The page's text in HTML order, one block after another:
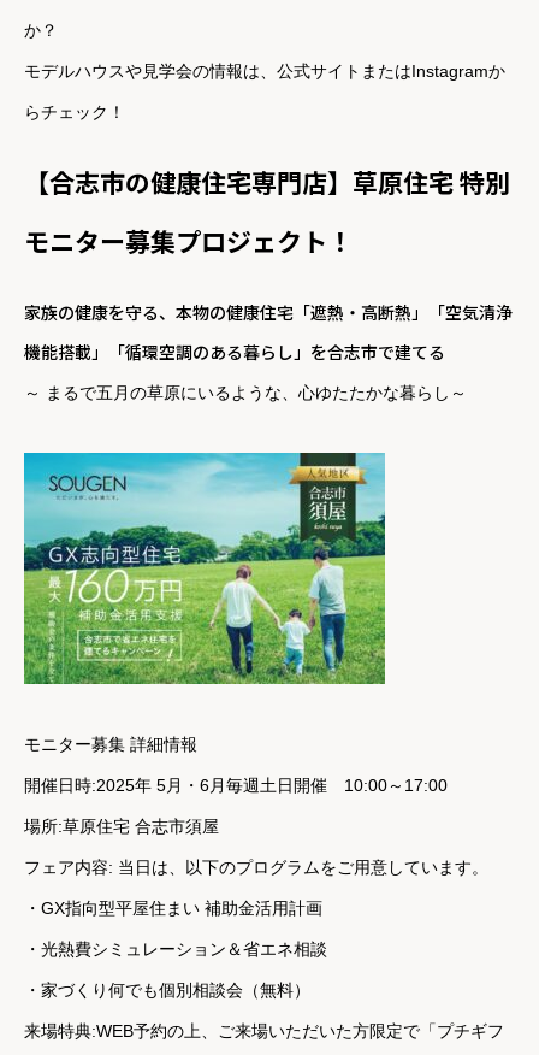
か？
モデルハウスや見学会の情報は、公式サイトまたはInstagramか
らチェック！
【合志市の健康住宅専門店】草原住宅 特別
モニター募集プロジェクト！
家族の健康を守る、本物の健康住宅「遮熱・高断熱」「空気清浄
機能搭載」「循環空調のある暮らし」を合志市で建てる
～ まるで五月の草原にいるような、心ゆたたかな暮らし～
モニター募集 詳細情報
開催日時:2025年 5月・6月毎週土日開催 10:00～17:00
場所:草原住宅 合志市須屋
フェア内容: 当日は、以下のプログラムをご用意しています。
・GX指向型平屋住まい 補助金活用計画
・光熱費シミュレーション＆省エネ相談
・家づくり何でも個別相談会（無料）
来場特典:WEB予約の上、ご来場いただいた方限定で「プチギフ